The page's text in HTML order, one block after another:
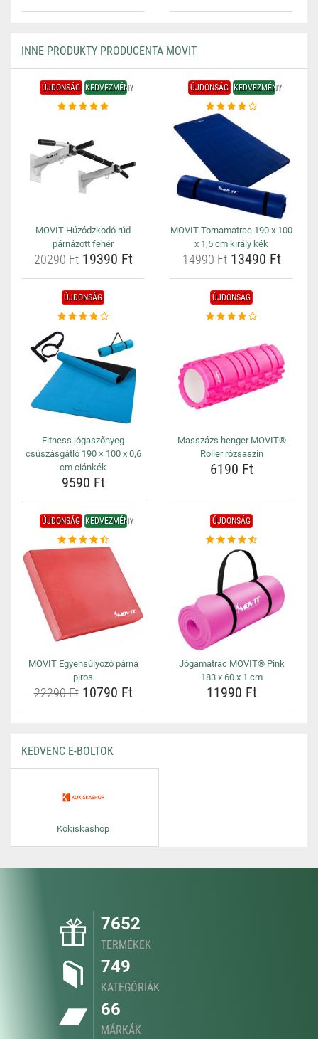
INNE PRODUKTY PRODUCENTA MOVIT
ÚJDONSÁG KEDVEZMÉNY
MOVIT Húzódzkodó rúd
párnázott fehér
20290 Ft19390 Ft
ÚJDONSÁG KEDVEZMÉNY
MOVIT Tornamatrac 190 x 100
x 1,5 cm király kék
14990 Ft13490 Ft
ÚJDONSÁG
Fitness jógaszőnyeg
csúszásgátló 190 × 100 x 0,6
cm ciánkék
9590 Ft
ÚJDONSÁG
Masszázs henger MOVIT®
Roller rózsaszín
6190 Ft
ÚJDONSÁG KEDVEZMÉNY
MOVIT Egyensúlyozó párna
piros
22290 Ft10790 Ft
ÚJDONSÁG
Jógamatrac MOVIT® Pink
183 x 60 x 1 cm
11990 Ft
KEDVENC E-BOLTOK
Kokiskashop
7652
TERMÉKEK
749
KATEGÓRIÁK
66
MÁRKÁK